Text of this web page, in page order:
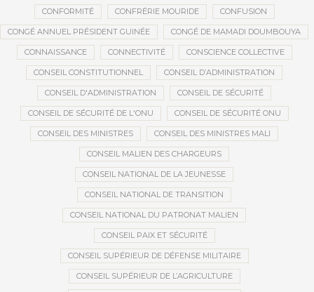
CONFORMITÉ CONFRÉRIE MOURIDE CONFUSION
CONGÉ ANNUEL PRÉSIDENT GUINÉE CONGÉ DE MAMADI DOUMBOUYA
CONNAISSANCE CONNECTIVITÉ CONSCIENCE COLLECTIVE
CONSEIL CONSTITUTIONNEL CONSEIL D’ADMINISTRATION
CONSEIL D'ADMINISTRATION CONSEIL DE SÉCURITÉ
CONSEIL DE SÉCURITÉ DE L'ONU CONSEIL DE SÉCURITÉ ONU
CONSEIL DES MINISTRES CONSEIL DES MINISTRES MALI
CONSEIL MALIEN DES CHARGEURS
CONSEIL NATIONAL DE LA JEUNESSE
CONSEIL NATIONAL DE TRANSITION
CONSEIL NATIONAL DU PATRONAT MALIEN
CONSEIL PAIX ET SÉCURITÉ
CONSEIL SUPÉRIEUR DE DÉFENSE MILITAIRE
CONSEIL SUPÉRIEUR DE L’AGRICULTURE